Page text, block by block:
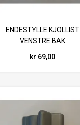
ENDESTYLLE KJOLLIST
VENSTRE BAK
kr 69,00